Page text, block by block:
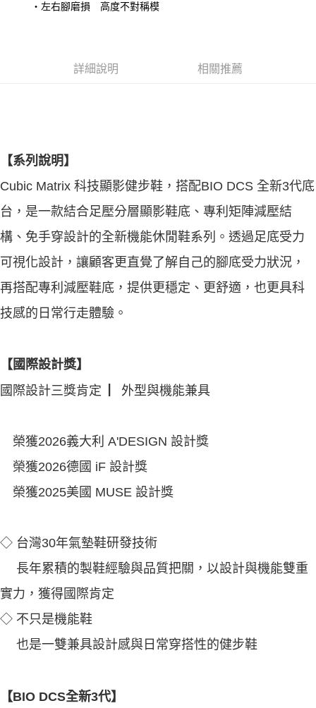
‧左右腳磨損 高度不對稱模
詳細說明 相關推薦
【系列說明】
Cubic Matrix 科技顯影健步鞋，搭配BIO DCS 全新3代底
台，是一款結合足壓分層顯影鞋底、專利矩陣減壓結
構、免手穿設計的全新機能休閒鞋系列。透過足底受力
可視化設計，讓顧客更直覺了解自己的腳底受力狀況，
再搭配專利減壓鞋底，提供更穩定、 更舒適，也更具科
技感的日常行走體驗。
【國際設計獎】
國際設計三獎肯定 ▏外型與機能兼具
榮獲2026義大利 A'DESIGN 設計獎
榮獲2026德國 iF 設計獎
榮獲2025美國 MUSE 設計獎
◇ 台灣30年氣墊鞋研發技術
長年累積的製鞋經驗與品質把關，以設計與機能雙重
實力，獲得國際肯定
◇ 不只是機能鞋
也是一雙兼具設計感與日常穿搭性的健步鞋
【BIO DCS全新3代】